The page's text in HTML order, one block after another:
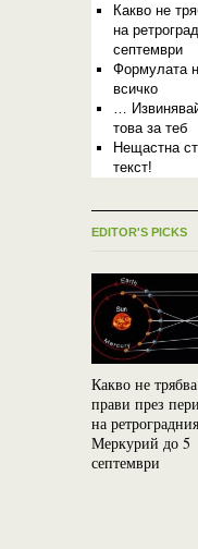
Какво не
на
септември
Формулата
всичко
…
това за теб
Нещастна
текст!
EDITOR'S PICKS
Какво не
прави през
на ретроградния
Меркурий до 5
септември